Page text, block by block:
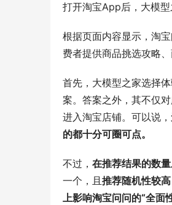
打开淘宝App后，大模型
根据页面内容显示，淘宝
费者提供商品挑选攻略
首先，大模型之家选择
案。答案之外，其不仅
进入淘宝店铺。可以说，
的都十分可圈可点。
不过， 在推荐结果的数
一个，且 推荐随机性较
上影响淘宝问问的“全面